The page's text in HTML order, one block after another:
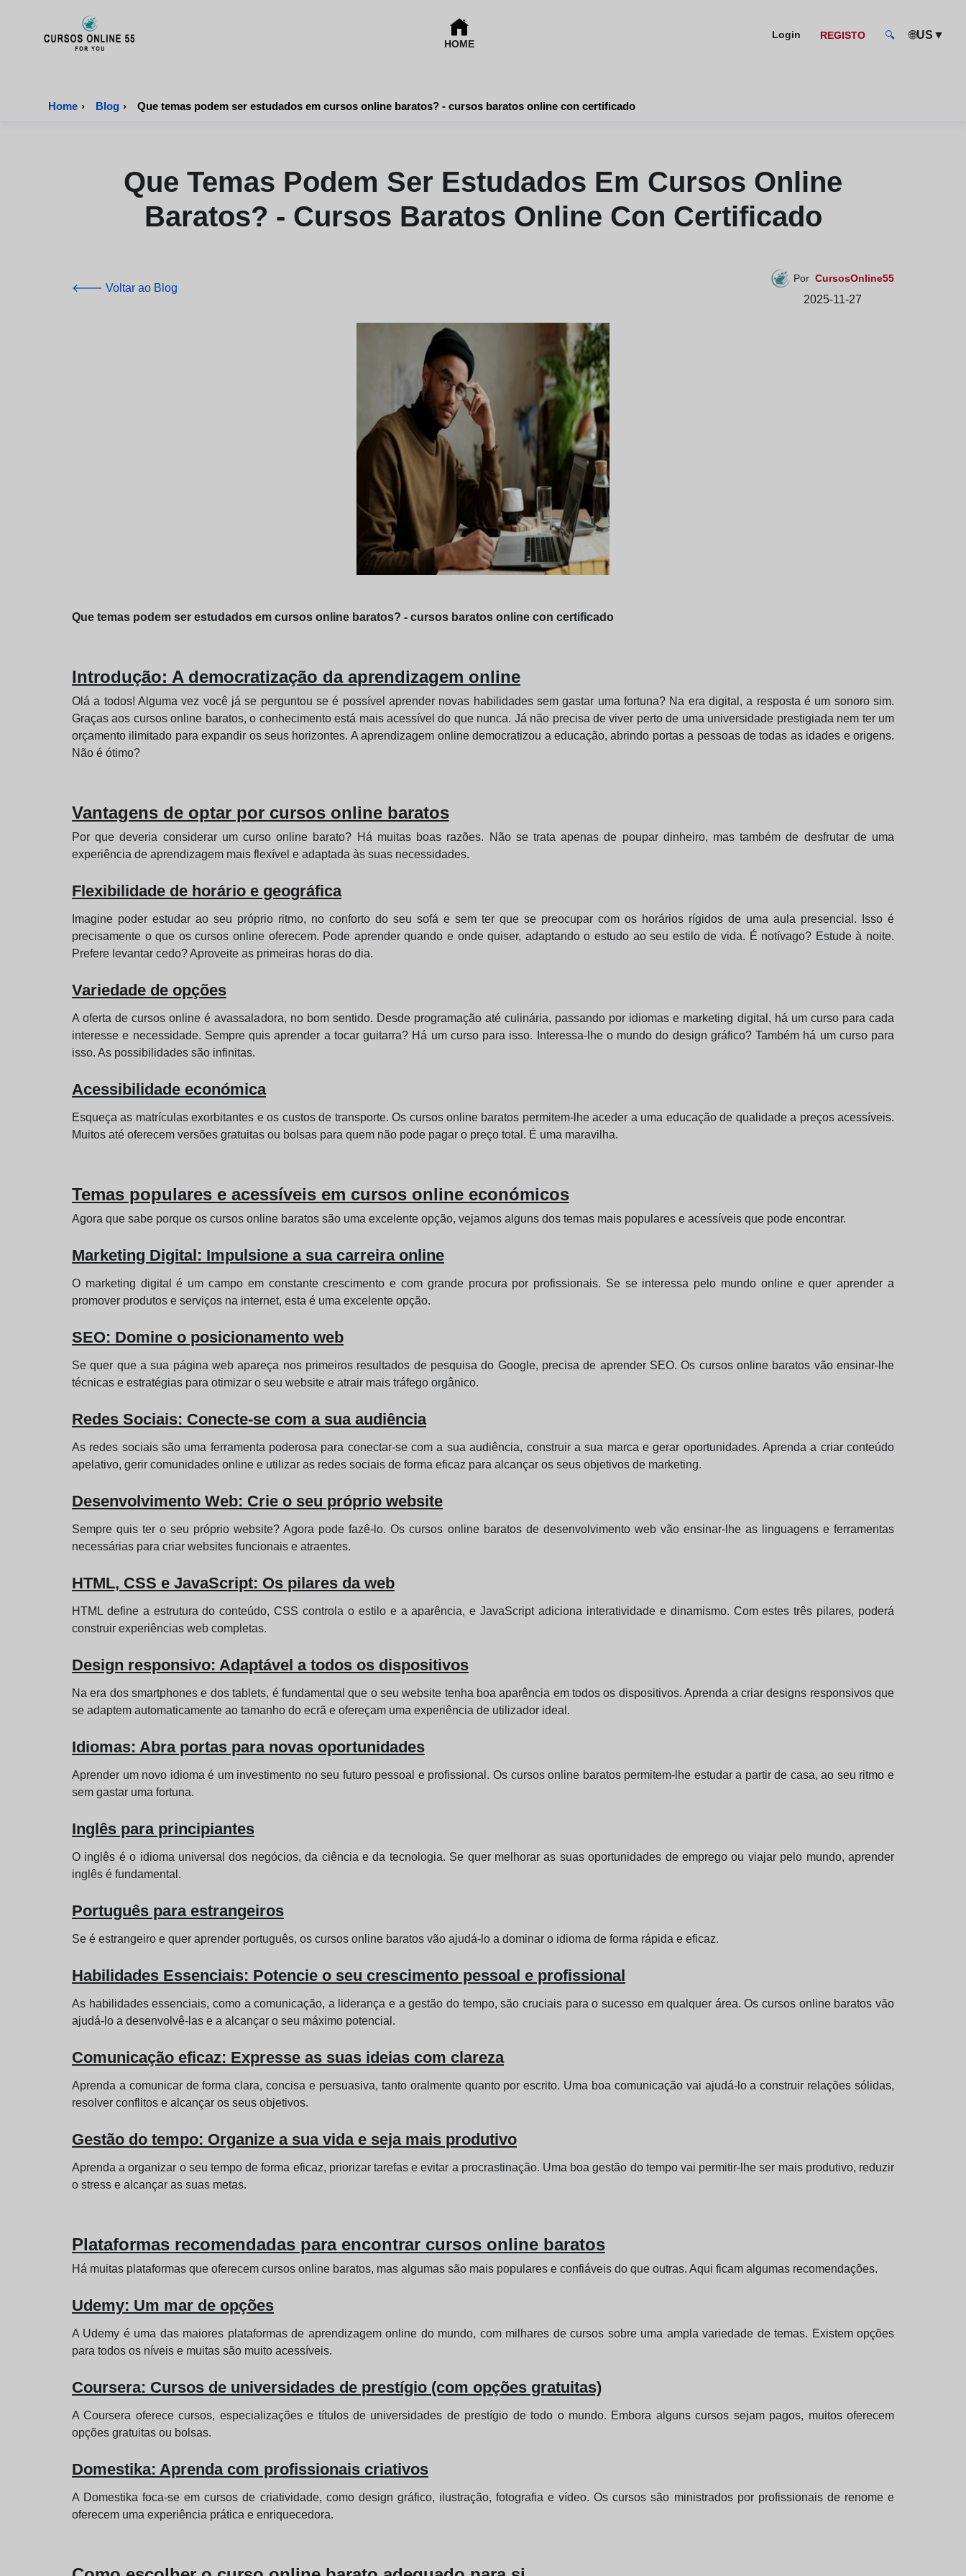
HOME
Login REGISTO 🔍 🌐US ▼
Home › Blog › Que temas podem ser estudados em cursos online baratos? - cursos baratos online con certificado
Que Temas Podem Ser Estudados Em Cursos Online
Baratos? - Cursos Baratos Online Con Certificado
🡐 Voltar ao Blog
Por CursosOnline55
2025-11-27
Que temas podem ser estudados em cursos online baratos? - cursos baratos online con certificado
Introdução: A democratização da aprendizagem online
Olá a todos! Alguma vez você já se perguntou se é possível aprender novas habilidades sem gastar uma fortuna? Na era digital, a resposta é um sonoro sim.
Graças aos cursos online baratos, o conhecimento está mais acessível do que nunca. Já não precisa de viver perto de uma universidade prestigiada nem ter um
orçamento ilimitado para expandir os seus horizontes. A aprendizagem online democratizou a educação, abrindo portas a pessoas de todas as idades e origens.
Não é ótimo?
Vantagens de optar por cursos online baratos
Por que deveria considerar um curso online barato? Há muitas boas razões. Não se trata apenas de poupar dinheiro, mas também de desfrutar de uma
experiência de aprendizagem mais flexível e adaptada às suas necessidades.
Flexibilidade de horário e geográfica
Imagine poder estudar ao seu próprio ritmo, no conforto do seu sofá e sem ter que se preocupar com os horários rígidos de uma aula presencial. Isso é
precisamente o que os cursos online oferecem. Pode aprender quando e onde quiser, adaptando o estudo ao seu estilo de vida. É notívago? Estude à noite.
Prefere levantar cedo? Aproveite as primeiras horas do dia.
Variedade de opções
A oferta de cursos online é avassaladora, no bom sentido. Desde programação até culinária, passando por idiomas e marketing digital, há um curso para cada
interesse e necessidade. Sempre quis aprender a tocar guitarra? Há um curso para isso. Interessa-lhe o mundo do design gráfico? Também há um curso para
isso. As possibilidades são infinitas.
Acessibilidade económica
Esqueça as matrículas exorbitantes e os custos de transporte. Os cursos online baratos permitem-lhe aceder a uma educação de qualidade a preços acessíveis.
Muitos até oferecem versões gratuitas ou bolsas para quem não pode pagar o preço total. É uma maravilha.
Temas populares e acessíveis em cursos online económicos
Agora que sabe porque os cursos online baratos são uma excelente opção, vejamos alguns dos temas mais populares e acessíveis que pode encontrar.
Marketing Digital: Impulsione a sua carreira online
O marketing digital é um campo em constante crescimento e com grande procura por profissionais. Se se interessa pelo mundo online e quer aprender a
promover produtos e serviços na internet, esta é uma excelente opção.
SEO: Domine o posicionamento web
Se quer que a sua página web apareça nos primeiros resultados de pesquisa do Google, precisa de aprender SEO. Os cursos online baratos vão ensinar-lhe
técnicas e estratégias para otimizar o seu website e atrair mais tráfego orgânico.
Redes Sociais: Conecte-se com a sua audiência
As redes sociais são uma ferramenta poderosa para conectar-se com a sua audiência, construir a sua marca e gerar oportunidades. Aprenda a criar conteúdo
apelativo, gerir comunidades online e utilizar as redes sociais de forma eficaz para alcançar os seus objetivos de marketing.
Desenvolvimento Web: Crie o seu próprio website
Sempre quis ter o seu próprio website? Agora pode fazê-lo. Os cursos online baratos de desenvolvimento web vão ensinar-lhe as linguagens e ferramentas
necessárias para criar websites funcionais e atraentes.
HTML, CSS e JavaScript: Os pilares da web
HTML define a estrutura do conteúdo, CSS controla o estilo e a aparência, e JavaScript adiciona interatividade e dinamismo. Com estes três pilares, poderá
construir experiências web completas.
Design responsivo: Adaptável a todos os dispositivos
Na era dos smartphones e dos tablets, é fundamental que o seu website tenha boa aparência em todos os dispositivos. Aprenda a criar designs responsivos que
se adaptem automaticamente ao tamanho do ecrã e ofereçam uma experiência de utilizador ideal.
Idiomas: Abra portas para novas oportunidades
Aprender um novo idioma é um investimento no seu futuro pessoal e profissional. Os cursos online baratos permitem-lhe estudar a partir de casa, ao seu ritmo e
sem gastar uma fortuna.
Inglês para principiantes
O inglês é o idioma universal dos negócios, da ciência e da tecnologia. Se quer melhorar as suas oportunidades de emprego ou viajar pelo mundo, aprender
inglês é fundamental.
Português para estrangeiros
Se é estrangeiro e quer aprender português, os cursos online baratos vão ajudá-lo a dominar o idioma de forma rápida e eficaz.
Habilidades Essenciais: Potencie o seu crescimento pessoal e profissional
As habilidades essenciais, como a comunicação, a liderança e a gestão do tempo, são cruciais para o sucesso em qualquer área. Os cursos online baratos vão
ajudá-lo a desenvolvê-las e a alcançar o seu máximo potencial.
Comunicação eficaz: Expresse as suas ideias com clareza
Aprenda a comunicar de forma clara, concisa e persuasiva, tanto oralmente quanto por escrito. Uma boa comunicação vai ajudá-lo a construir relações sólidas,
resolver conflitos e alcançar os seus objetivos.
Gestão do tempo: Organize a sua vida e seja mais produtivo
Aprenda a organizar o seu tempo de forma eficaz, priorizar tarefas e evitar a procrastinação. Uma boa gestão do tempo vai permitir-lhe ser mais produtivo, reduzir
o stress e alcançar as suas metas.
Plataformas recomendadas para encontrar cursos online baratos
Há muitas plataformas que oferecem cursos online baratos, mas algumas são mais populares e confiáveis do que outras. Aqui ficam algumas recomendações.
Udemy: Um mar de opções
A Udemy é uma das maiores plataformas de aprendizagem online do mundo, com milhares de cursos sobre uma ampla variedade de temas. Existem opções
para todos os níveis e muitas são muito acessíveis.
Coursera: Cursos de universidades de prestígio (com opções gratuitas)
A Coursera oferece cursos, especializações e títulos de universidades de prestígio de todo o mundo. Embora alguns cursos sejam pagos, muitos oferecem
opções gratuitas ou bolsas.
Domestika: Aprenda com profissionais criativos
A Domestika foca-se em cursos de criatividade, como design gráfico, ilustração, fotografia e vídeo. Os cursos são ministrados por profissionais de renome e
oferecem uma experiência prática e enriquecedora.